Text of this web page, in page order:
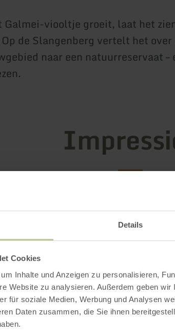
Details
Cookies
Inhalte und Anzeigen zu personalisieren,
Website zu analysieren. Außerdem geben
für soziale Medien, Werbung und Analysen
Daten zusammen, die Sie ihnen
Galmei-viooltje groeit, laat het
de Slangenberg vertelt het
naar een natuurreservaat